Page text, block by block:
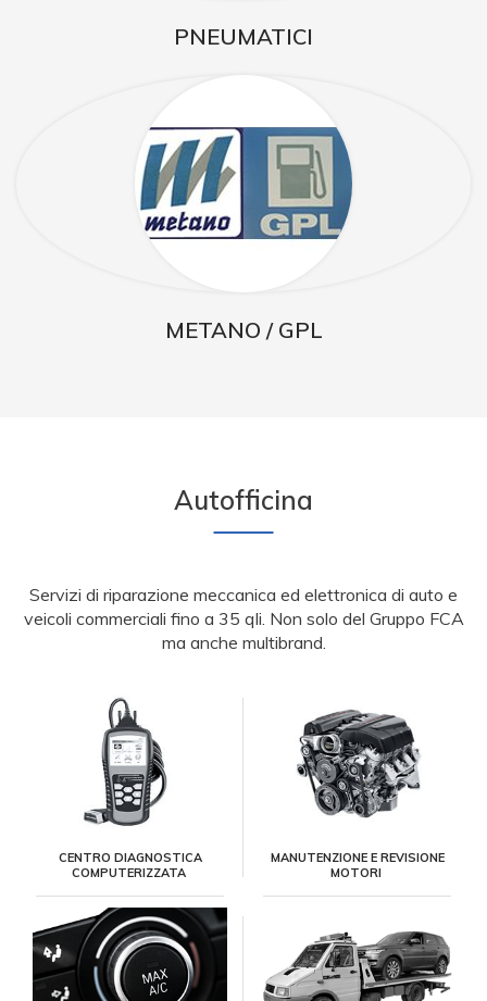
PNEUMATICI
METANO / GPL
Autofficina
Servizi di riparazione meccanica ed elettronica di auto e
veicoli commerciali fino a 35 qli. Non solo del Gruppo FCA
ma anche multibrand.
CENTRO DIAGNOSTICA
COMPUTERIZZATA
MANUTENZIONE E REVISIONE
MOTORI